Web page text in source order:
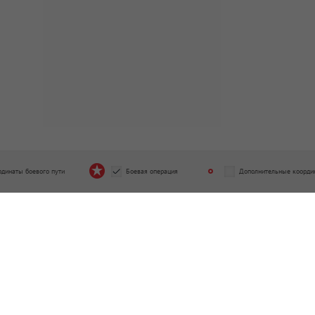
боевого пути Боевая операция Дополнительные